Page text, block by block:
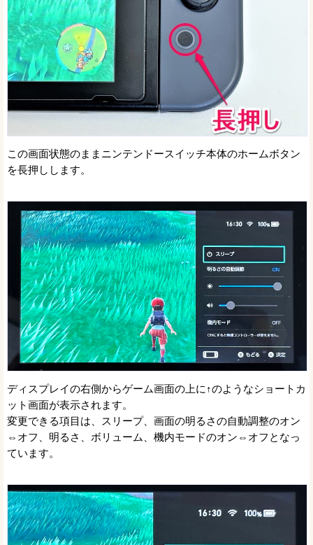
この画面状態のままニンテンドースイッチ本体のホームボタン
を長押しします。
ディスプレイの右側からゲーム画面の上に↑のようなショートカ
ット画面が表示されます。
変更できる項目は、スリープ、画面の明るさの自動調整のオン
⇔オフ、明るさ、ボリューム、機内モードのオン⇔オフとなっ
ています。